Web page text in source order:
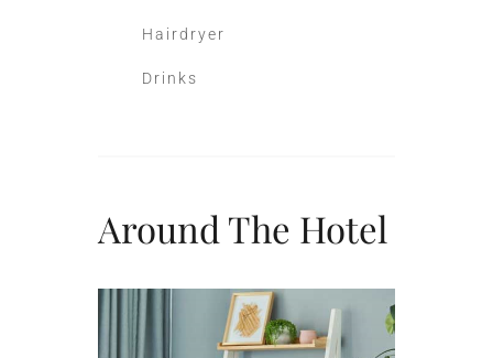
Hairdryer
Drinks
Around The Hotel